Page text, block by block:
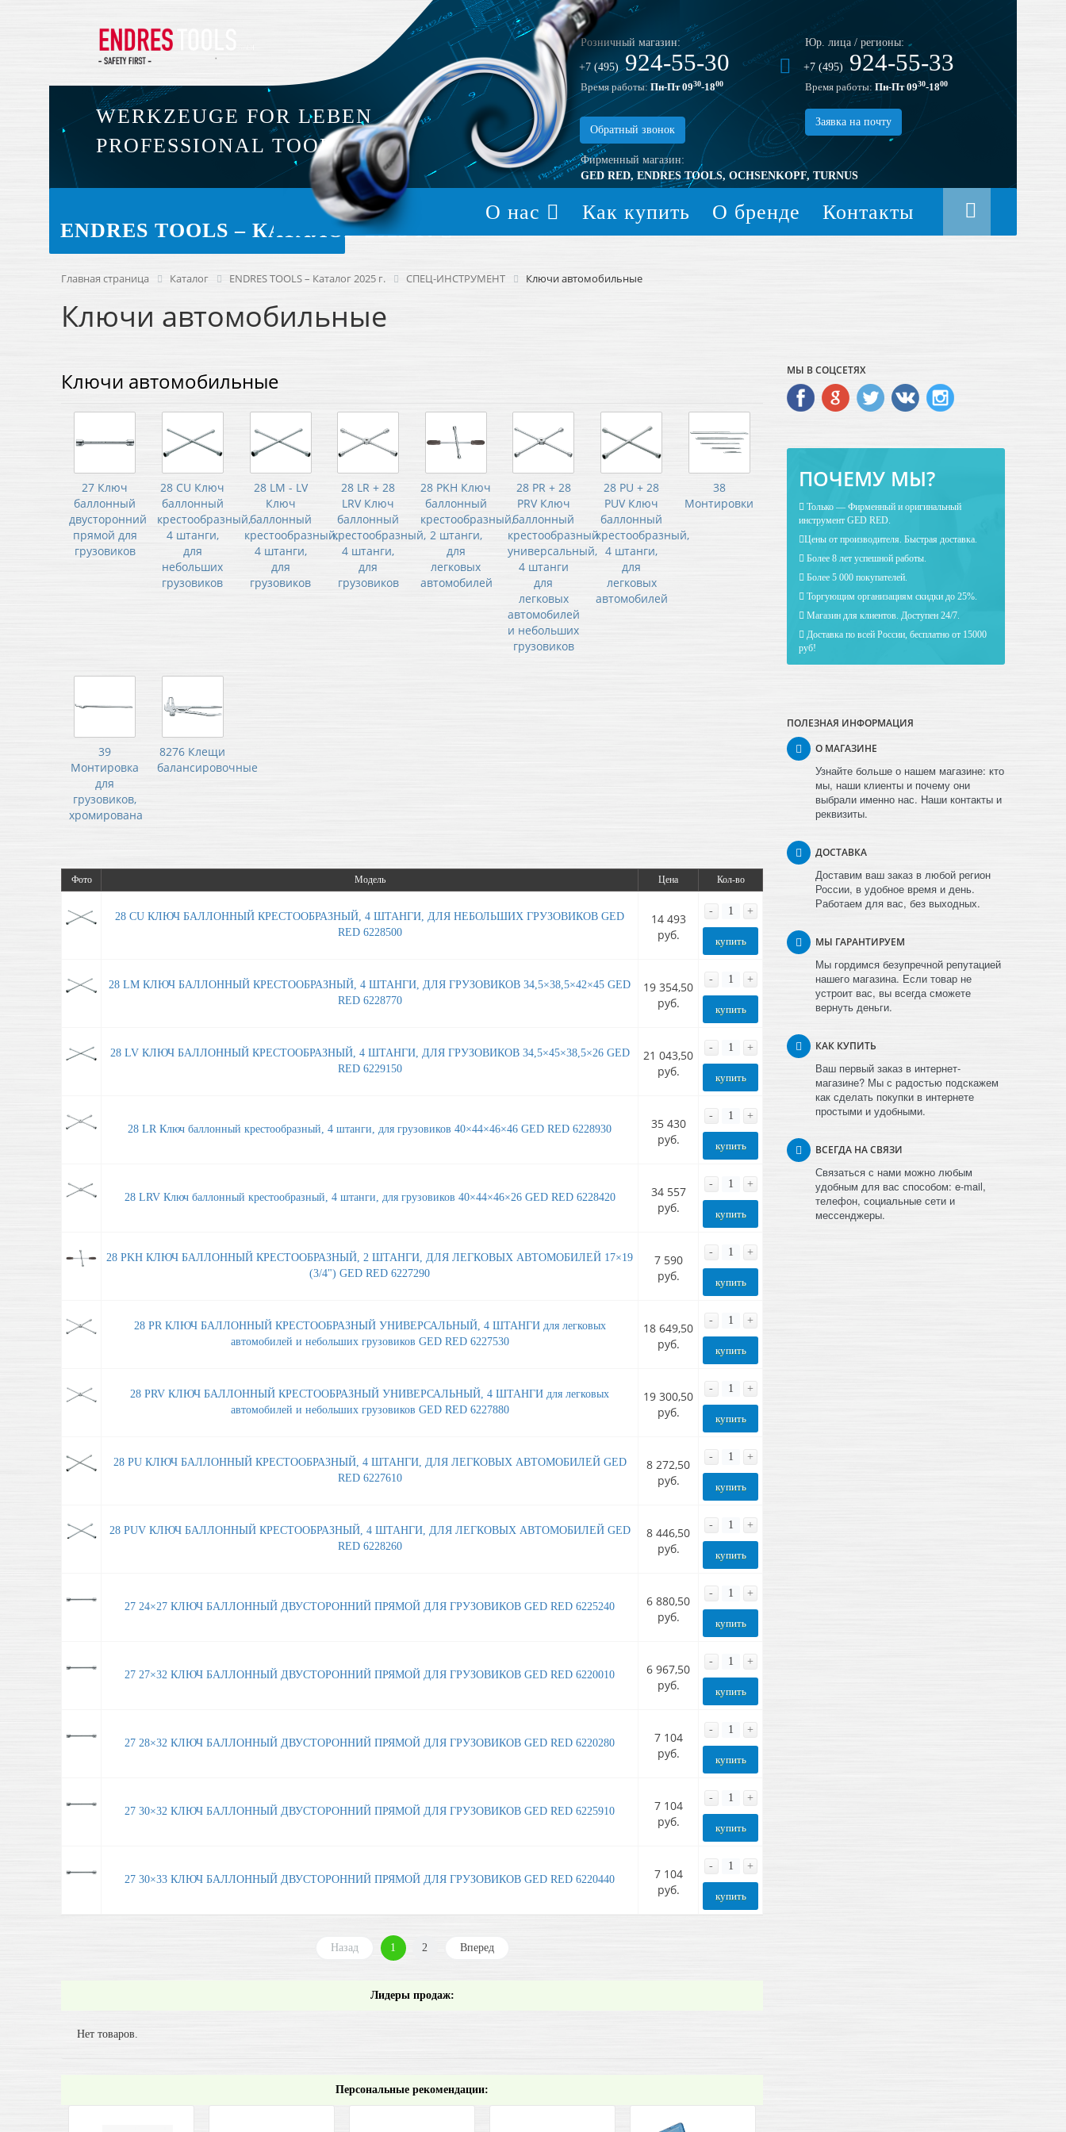
Розничный магазин:
+7 (495) 924-55-30
Время работы: Пн-Пт 0930-1800
Юр. лица / регионы:
+7 (495) 924-55-33
Время работы: Пн-Пт 0930-1800
WERKZEUGE FOR LEBEN
PROFESSIONAL TOOLS
Обратный звонок
Заявка на почту
Фирменный магазин:
GED RED, ENDRES TOOLS, OCHSENKOPF, TURNUS
ENDRES TOOLS – КАТАЛОГ 2025 Г.
Контакты
О бренде
Как купить
О нас
Главная страница Каталог ENDRES TOOLS – Каталог 2025 г. СПЕЦ-ИНСТРУМЕНТ Ключи автомобильные
Ключи автомобильные
Ключи автомобильные
27 Ключ
баллонный
двусторонний
прямой для
грузовиков
28 CU Ключ
баллонный
крестообразный,
4 штанги,
для
небольших
грузовиков
28 LM - LV
Ключ
баллонный
крестообразный,
4 штанги,
для
грузовиков
28 LR + 28
LRV Ключ
баллонный
крестообразный,
4 штанги,
для
грузовиков
28 PKH Ключ
баллонный
крестообразный,
2 штанги,
для
легковых
автомобилей
28 PR + 28
PRV Ключ
баллонный
крестообразный
универсальный,
4 штанги
для
легковых
автомобилей
и небольших
грузовиков
28 PU + 28
PUV Ключ
баллонный
крестообразный,
4 штанги,
для
легковых
автомобилей
38
Монтировки
39
Монтировка
для
грузовиков,
хромирована
8276 Клещи
балансировочные
Фото Модель Цена Кол-во
28 CU КЛЮЧ БАЛЛОННЫЙ КРЕСТООБРАЗНЫЙ, 4 ШТАНГИ, ДЛЯ НЕБОЛЬШИХ ГРУЗОВИКОВ GED
RED 6228500
14 493
руб.
- +
купить
28 LM КЛЮЧ БАЛЛОННЫЙ КРЕСТООБРАЗНЫЙ, 4 ШТАНГИ, ДЛЯ ГРУЗОВИКОВ 34,5×38,5×42×45 GED
RED 6228770
19 354,50
руб.
- +
купить
28 LV КЛЮЧ БАЛЛОННЫЙ КРЕСТООБРАЗНЫЙ, 4 ШТАНГИ, ДЛЯ ГРУЗОВИКОВ 34,5×45×38,5×26 GED
RED 6229150
21 043,50
руб.
- +
купить
28 LR Ключ баллонный крестообразный, 4 штанги, для грузовиков 40×44×46×46 GED RED 6228930
35 430
руб.
- +
купить
28 LRV Ключ баллонный крестообразный, 4 штанги, для грузовиков 40×44×46×26 GED RED 6228420
34 557
руб.
- +
купить
28 PKH КЛЮЧ БАЛЛОННЫЙ КРЕСТООБРАЗНЫЙ, 2 ШТАНГИ, ДЛЯ ЛЕГКОВЫХ АВТОМОБИЛЕЙ 17×19
(3/4") GED RED 6227290
7 590
руб.
- +
купить
28 PR КЛЮЧ БАЛЛОННЫЙ КРЕСТООБРАЗНЫЙ УНИВЕРСАЛЬНЫЙ, 4 ШТАНГИ для легковых
автомобилей и небольших грузовиков GED RED 6227530
18 649,50
руб.
- +
купить
28 PRV КЛЮЧ БАЛЛОННЫЙ КРЕСТООБРАЗНЫЙ УНИВЕРСАЛЬНЫЙ, 4 ШТАНГИ для легковых
автомобилей и небольших грузовиков GED RED 6227880
19 300,50
руб.
- +
купить
28 PU КЛЮЧ БАЛЛОННЫЙ КРЕСТООБРАЗНЫЙ, 4 ШТАНГИ, ДЛЯ ЛЕГКОВЫХ АВТОМОБИЛЕЙ GED
RED 6227610
8 272,50
руб.
- +
купить
28 PUV КЛЮЧ БАЛЛОННЫЙ КРЕСТООБРАЗНЫЙ, 4 ШТАНГИ, ДЛЯ ЛЕГКОВЫХ АВТОМОБИЛЕЙ GED
RED 6228260
8 446,50
руб.
- +
купить
27 24×27 КЛЮЧ БАЛЛОННЫЙ ДВУСТОРОННИЙ ПРЯМОЙ ДЛЯ ГРУЗОВИКОВ GED RED 6225240
6 880,50
руб.
- +
купить
27 27×32 КЛЮЧ БАЛЛОННЫЙ ДВУСТОРОННИЙ ПРЯМОЙ ДЛЯ ГРУЗОВИКОВ GED RED 6220010
6 967,50
руб.
- +
купить
27 28×32 КЛЮЧ БАЛЛОННЫЙ ДВУСТОРОННИЙ ПРЯМОЙ ДЛЯ ГРУЗОВИКОВ GED RED 6220280
7 104
руб.
- +
купить
27 30×32 КЛЮЧ БАЛЛОННЫЙ ДВУСТОРОННИЙ ПРЯМОЙ ДЛЯ ГРУЗОВИКОВ GED RED 6225910
7 104
руб.
- +
купить
27 30×33 КЛЮЧ БАЛЛОННЫЙ ДВУСТОРОННИЙ ПРЯМОЙ ДЛЯ ГРУЗОВИКОВ GED RED 6220440
7 104
руб.
- +
купить
Назад 1 2 Вперед
Лидеры продаж:
Нет товаров.
Персональные рекомендации:
МЫ В СОЦСЕТЯХ
ПОЧЕМУ МЫ?
Только — Фирменный и оригинальный
инструмент GED RED.
Цены от производителя. Быстрая доставка.
Более 8 лет успешной работы.
Более 5 000 покупателей.
Торгующим организациям скидки до 25%.
Магазин для клиентов. Доступен 24/7.
Доставка по всей России, бесплатно от 15000
руб!
ПОЛЕЗНАЯ ИНФОРМАЦИЯ
О МАГАЗИНЕ
Узнайте больше о нашем магазине: кто
мы, наши клиенты и почему они
выбрали именно нас. Наши контакты и
реквизиты.
ДОСТАВКА
Доставим ваш заказ в любой регион
России, в удобное время и день.
Работаем для вас, без выходных.
МЫ ГАРАНТИРУЕМ
Мы гордимся безупречной репутацией
нашего магазина. Если товар не
устроит вас, вы всегда сможете
вернуть деньги.
КАК КУПИТЬ
Ваш первый заказ в интернет-
магазине? Мы с радостью подскажем
как сделать покупки в интернете
простыми и удобными.
ВСЕГДА НА СВЯЗИ
Связаться с нами можно любым
удобным для вас способом: e-mail,
телефон, социальные сети и
мессенджеры.